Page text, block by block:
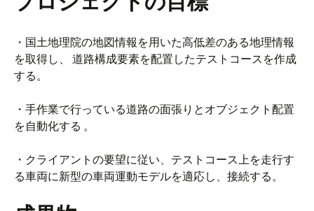
・国土地理院の地図情報を用いた高低差のある地理情報
を取得し、 道路構成要素を配置したテストコースを作成
する。
・手作業で行っている道路の面張りとオブジェクト配置
を自動化する 。
・クライアントの要望に従い、テストコース上を走行す
る車両に新型の車両運動モデルを適応し、接続する。